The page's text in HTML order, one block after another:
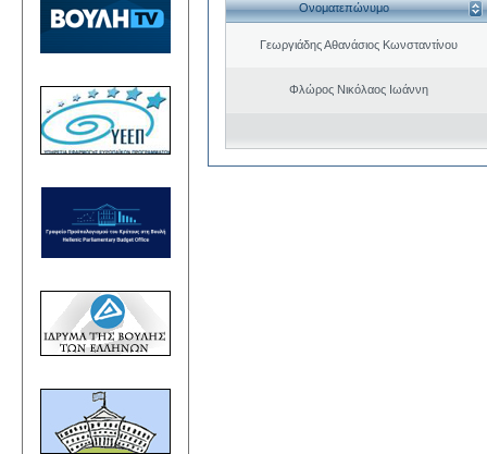
Ονοματεπώνυμο
Γεωργιάδης Αθανάσιος Κωνσταντίνου
Φλώρος Νικόλαος Ιωάννη